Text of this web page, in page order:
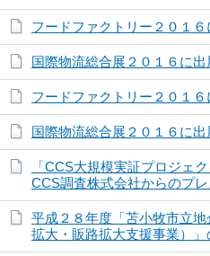
フードファクトリー２０１
国際物流総合展２０１６に出
フードファクトリー２０１６
国際物流総合展２０１６に出
「CCS大規模実証プロジェ
CCS調査株式会社からのプ
平成２８年度「苫小牧市立
拡大・販路拡大支援事業）